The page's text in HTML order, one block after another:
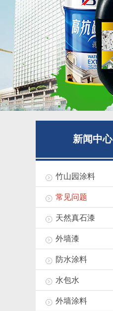
新闻中心
竹山园涂料
常见问题
天然真石漆
外墙漆
防水涂料
水包水
外墙涂料